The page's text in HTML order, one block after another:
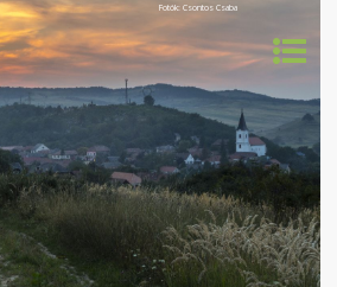
Fotók: Csontos Csaba